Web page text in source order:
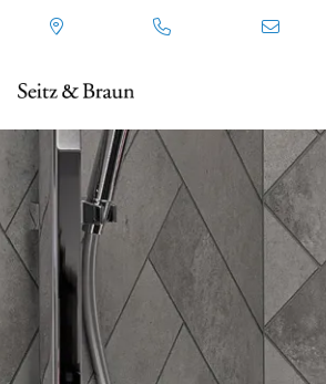
Direkt
Inhalt